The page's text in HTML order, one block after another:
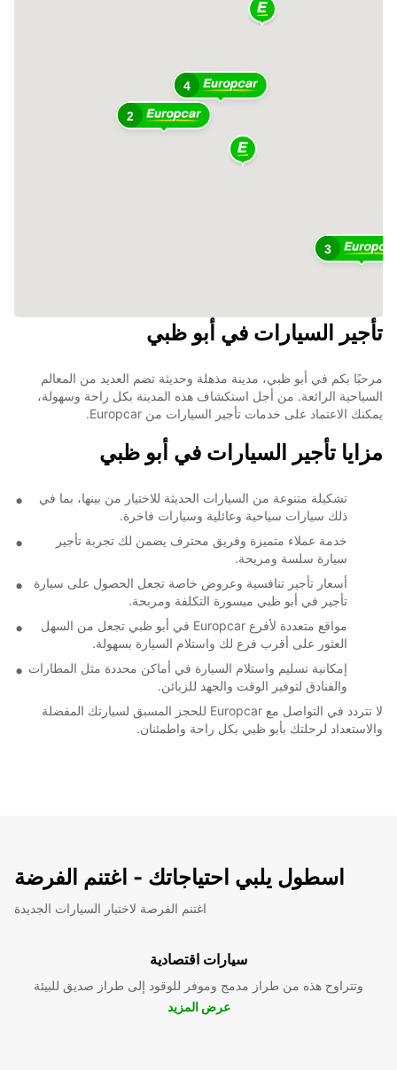
2
4
3
تأجير السيارات في أبو ظبي
مرحبًا بكم في أبو ظبي، مدينة مذهلة وحديثة تضم العديد من المعالم
السياحية الرائعة. من أجل استكشاف هذه المدينة بكل راحة وسهولة،
يمكنك الاعتماد على خدمات تأجير السيارات من Europcar.
مزايا تأجير السيارات في أبو ظبي
تشكيلة متنوعة من السيارات الحديثة للاختيار من بينها، بما في
ذلك سيارات سياحية وعائلية وسيارات فاخرة.
خدمة عملاء متميزة وفريق محترف يضمن لك تجربة تأجير
سيارة سلسة ومريحة.
أسعار تأجير تنافسية وعروض خاصة تجعل الحصول على سيارة
تأجير في أبو ظبي ميسورة التكلفة ومربحة.
مواقع متعددة لأفرع Europcar في أبو ظبي تجعل من السهل
العثور على أقرب فرع لك واستلام السيارة بسهولة.
إمكانية تسليم واستلام السيارة في أماكن محددة مثل المطارات
والفنادق لتوفير الوقت والجهد للزبائن.
لا تتردد في التواصل مع Europcar للحجز المسبق لسيارتك المفضلة
والاستعداد لرحلتك بأبو ظبي بكل راحة واطمئنان.
اسطول يلبي احتياجاتك - اغتنم الفرضة
اغتنم الفرصة لاختبار السيارات الجديدة
سيارات اقتصادية
وتتراوح هذه من طراز مدمج وموفر للوقود إلى طراز صديق للبيئة
عرض المزيد